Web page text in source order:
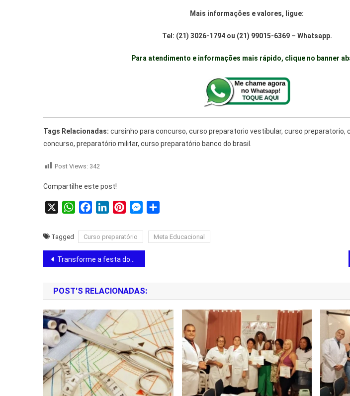
Mais informações e valores, ligue:
Tel: (21) 3026-1794 ou (21) 99015-6369 – Whatsapp.
Para atendimento e informações mais rápido, clique no banner
Tags Relacionadas: cursinho para concurso, curso preparatorio vestibular, curso preparatorio,
concurso, preparatório militar, curso preparatório banco do brasil.
Post Views: 342
Compartilhe este post!
WhatsAppFacebookLinkedInPinterestMessenger
Tagged Curso preparatório Meta Educacional
Transforme a festa dos seus filhos em um verdadeiro playground.
POST'S RELACIONADAS: